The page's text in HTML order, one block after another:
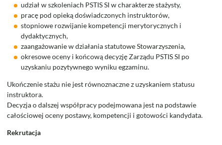
udział w szkoleniach PSTIS SI w charakterze stażysty,
pracę pod opieką doświadczonych instruktorów,
stopniowe rozwijanie kompetencji merytorycznych i
dydaktycznych,
zaangażowanie w działania statutowe Stowarzyszenia,
okresowe oceny i końcową decyzję Zarządu PSTIS SI po
uzyskaniu pozytywnego wyniku egzaminu.
Ukończenie stażu nie jest równoznaczne z uzyskaniem statusu
instruktora.
Decyzja o dalszej współpracy podejmowana jest na podstawie
całościowej oceny postawy, kompetencji i gotowości kandydata.
Rekrutacja